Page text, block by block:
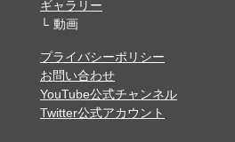
ギャラリー
動画
プライバシーポリシー
お問い合わせ
YouTube公式チャンネル
Twitter公式アカウント